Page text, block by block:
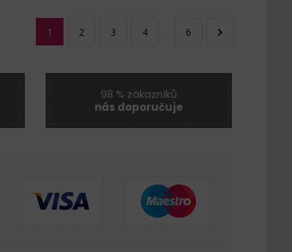
1 2 3 4 6
98 % zákazníků
nás doporučuje